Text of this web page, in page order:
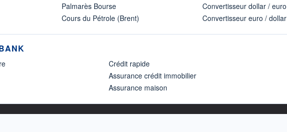
Palmarès Bourse
Cours du Pétrole (Brent)
Convertisseur dollar / euro
Convertisseur euro / dollar
Crédit rapide
Assurance crédit immobilier
Assurance maison